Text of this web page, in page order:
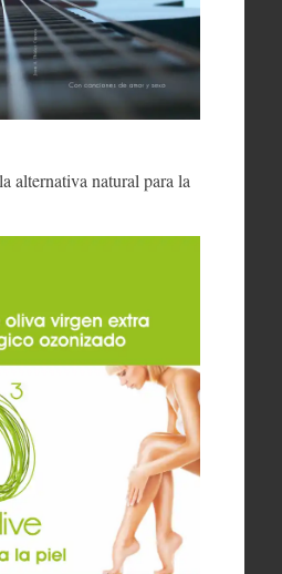
alternativa natural para la